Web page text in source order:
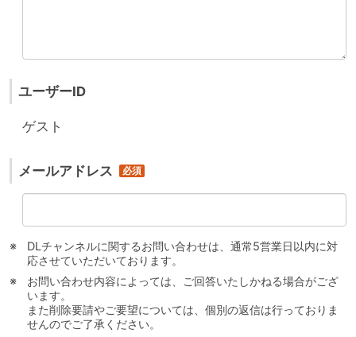
ユーザーID
ゲスト
メールアドレス
DLチャンネルに関するお問い合わせは、通常5営業日以内に対
応させていただいております。
お問い合わせ内容によっては、ご回答いたしかねる場合がござ
います。
また削除要請やご要望については、個別の返信は行っておりま
せんのでご了承ください。